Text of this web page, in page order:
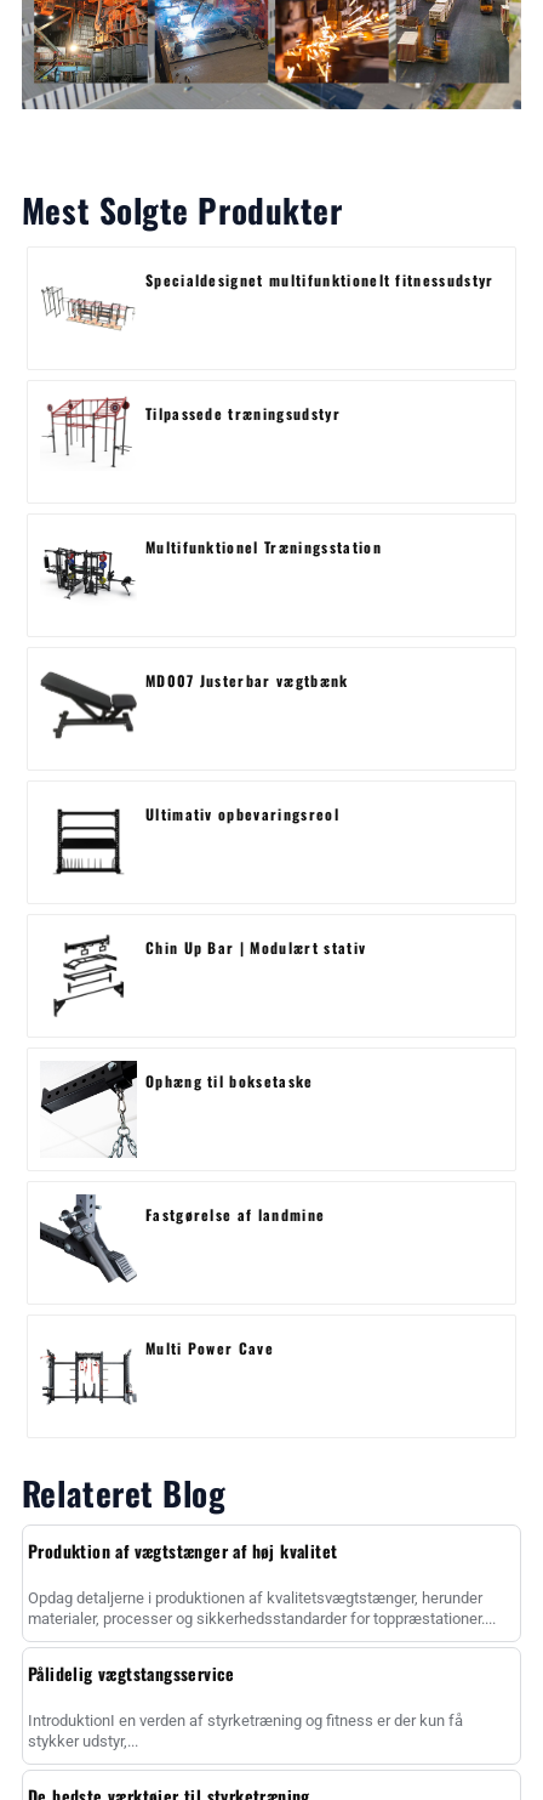
Mest Solgte Produkter
Specialdesignet multifunktionelt fitnessudstyr
Tilpassede træningsudstyr
Multifunktionel Træningsstation
MD007 Justerbar vægtbænk
Ultimativ opbevaringsreol
Chin Up Bar | Modulært stativ
Ophæng til boksetaske
Fastgørelse af landmine
Multi Power Cave
Relateret Blog
Produktion af vægtstænger af høj kvalitet
Opdag detaljerne i produktionen af kvalitetsvægtstænger, herunder
materialer, processer og sikkerhedsstandarder for toppræstationer....
Pålidelig vægtstangsservice
IntroduktionI en verden af styrketræning og fitness er der kun få
stykker udstyr,...